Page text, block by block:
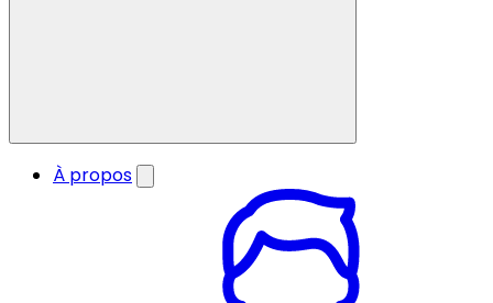
À propos